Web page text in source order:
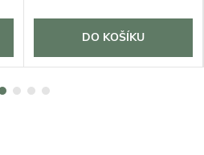
DO KOŠÍKU